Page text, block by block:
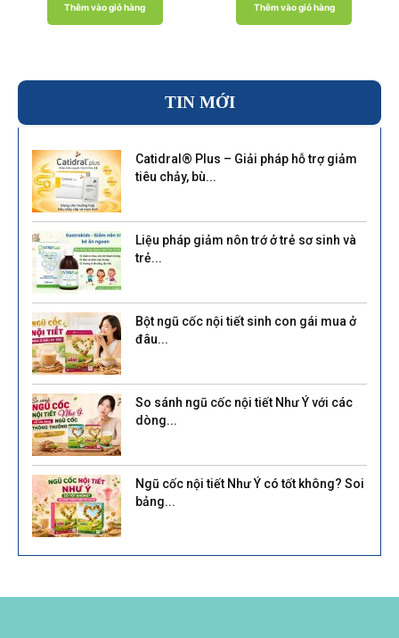
Thêm vào giỏ hàng Thêm vào giỏ hàng
TIN MỚI
Catidral® Plus – Giải pháp hỗ trợ giảm
tiêu chảy, bù...
Liệu pháp giảm nôn trớ ở trẻ sơ sinh và
trẻ...
Bột ngũ cốc nội tiết sinh con gái mua ở
đâu...
So sánh ngũ cốc nội tiết Như Ý với các
dòng...
Ngũ cốc nội tiết Như Ý có tốt không? Soi
bảng...